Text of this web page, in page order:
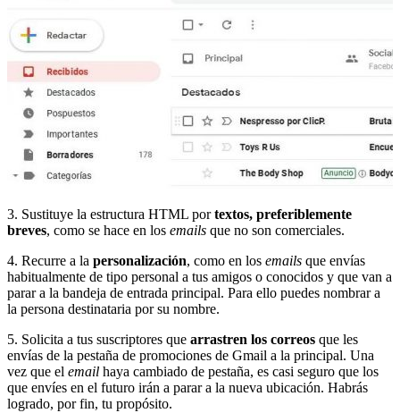
3. Sustituye la estructura HTML portextos, preferiblemente
breves, como se hace en los emails que no son comerciales.
4. Recurre a la personalización, como en los emails que envías
habitualmente de tipo personal a tus amigos o conocidos y que van a
parar a la bandeja de entrada principal. Para ello puedes nombrar a
la persona destinataria por su nombre.
5. Solicita a tus suscriptores que arrastren los correos que les
envías de la pestaña de promociones de Gmail a la principal. Una
vez que el email haya cambiado de pestaña, es casi seguro que los
que envíes en el futuro irán a parar a la nueva ubicación. Habrás
logrado, por fin, tu propósito.